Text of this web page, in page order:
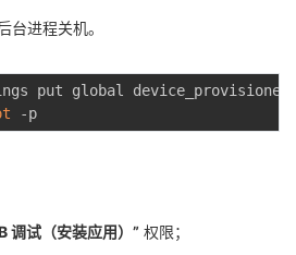
台进程关机。
put global
调试（安装应用）” 权限；